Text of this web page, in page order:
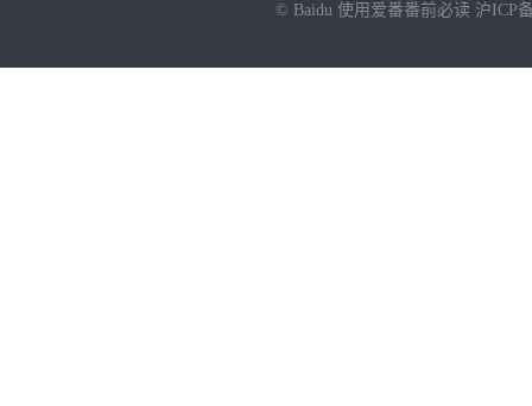
© Baidu 使用爱番番前必读 沪ICP